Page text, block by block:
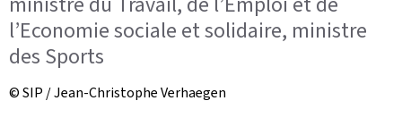
l’Economie sociale et solidaire, ministre
des Sports
© SIP / Jean-Christophe Verhaegen